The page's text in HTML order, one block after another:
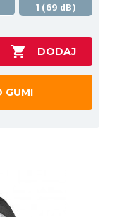
1(69 dB)
GUMI